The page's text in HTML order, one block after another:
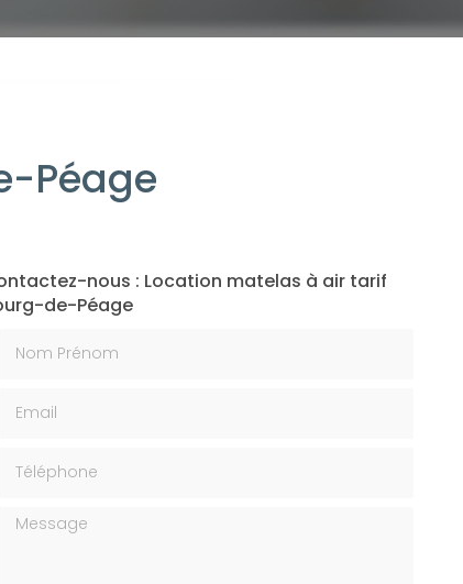
Péage
nous : Location matelas à air tarif
de-Péage
Message